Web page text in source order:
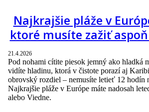
Najkrajšie pláže v
ktoré musíte zažiť
21.4.2026
Pod nohami cítite piesok jemný ako hladká
vidíte hladinu, ktorá v čistote porazí aj
obrovský rozdiel – nemusíte letieť 12 hodín
Najkrajšie pláže v Európe máte nadosah
alebo Viedne.